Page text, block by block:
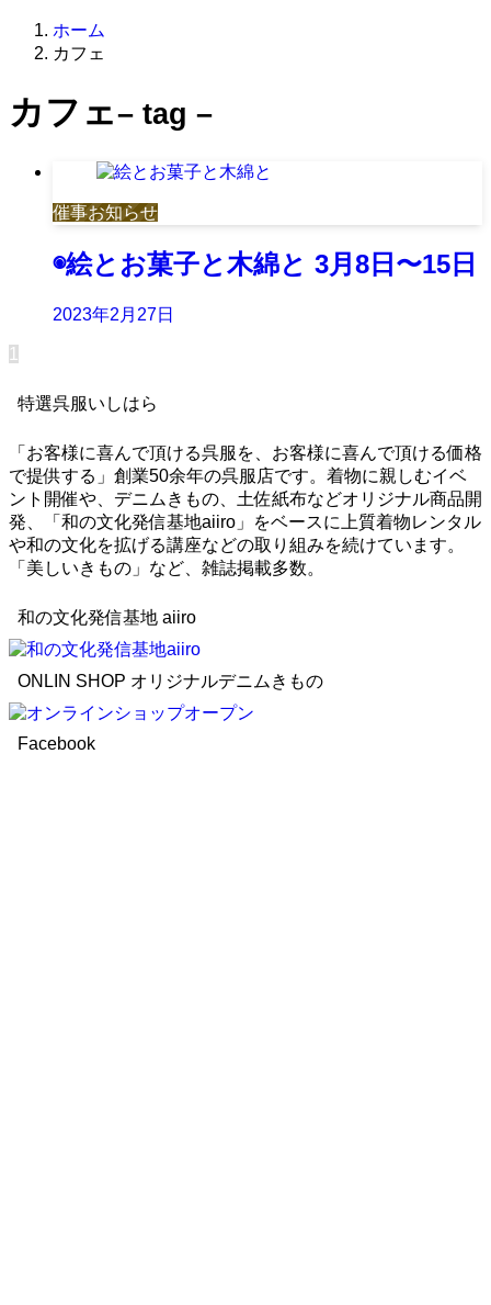
ホーム
カフェ
カフェ– tag –
催事お知らせ
◉絵とお菓子と木綿と 3月8日〜15日
2023年2月27日
1
特選呉服いしはら
「お客様に喜んで頂ける呉服を、お客様に喜んで頂ける価格
で提供する」創業50余年の呉服店です。着物に親しむイベ
ント開催や、デニムきもの、土佐紙布などオリジナル商品開
発、「和の文化発信基地aiiro」をベースに上質着物レンタル
や和の文化を拡げる講座などの取り組みを続けています。
「美しいきもの」など、雑誌掲載多数。
和の文化発信基地 aiiro
ONLIN SHOP オリジナルデニムきもの
Facebook